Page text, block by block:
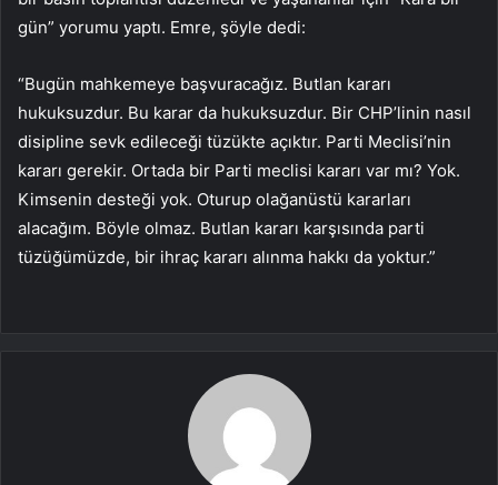
gün” yorumu yaptı. Emre, şöyle dedi:
“Bugün mahkemeye başvuracağız. Butlan kararı
hukuksuzdur. Bu karar da hukuksuzdur. Bir CHP’linin nasıl
disipline sevk edileceği tüzükte açıktır. Parti Meclisi’nin
kararı gerekir. Ortada bir Parti meclisi kararı var mı? Yok.
Kimsenin desteği yok. Oturup olağanüstü kararları
alacağım. Böyle olmaz. Butlan kararı karşısında parti
tüzüğümüzde, bir ihraç kararı alınma hakkı da yoktur.”